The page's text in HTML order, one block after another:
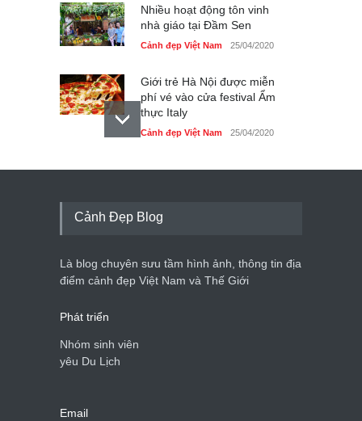
Nhiều hoạt động tôn vinh
nhà giáo tại Đầm Sen
Cảnh đẹp Việt Nam 25/04/2020
Giới trẻ Hà Nội được miễn
phí vé vào cửa festival Ẩm
thực Italy
Cảnh đẹp Việt Nam 25/04/2020
Tam giác mạch khoe sắc
du lịch quốc gia
Cảnh đẹp Việt Nam 24/04/2020
Cảnh Đẹp Blog
Là blog chuyên sưu tầm hình ảnh, thông tin địa
điểm cảnh đẹp Việt Nam và Thế Giới
Phát triển
Nhóm sinh viên
yêu Du Lịch
Email